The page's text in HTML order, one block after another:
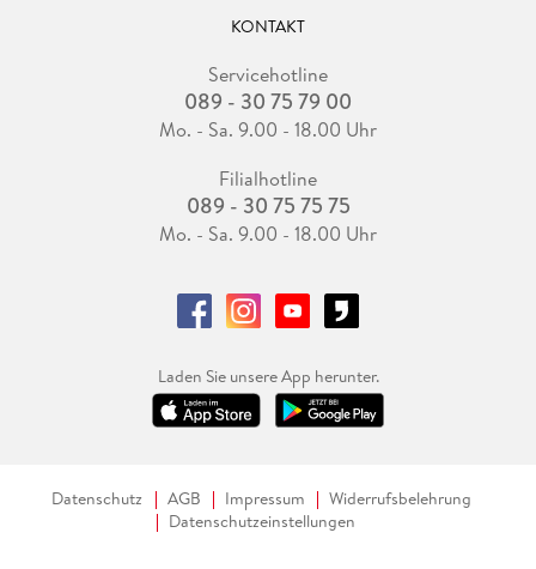
KONTAKT
Servicehotline
089 - 30 75 79 00
Mo. - Sa. 9.00 - 18.00 Uhr
Filialhotline
089 - 30 75 75 75
Mo. - Sa. 9.00 - 18.00 Uhr
Laden Sie unsere App herunter.
Datenschutz AGB Impressum
Widerrufsbelehrung
Datenschutzeinstellungen